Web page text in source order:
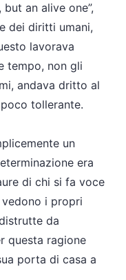
an alive one”,
dei diritti umani,
lavorava
tempo, non gli
andava dritto al
tollerante.
un
era
di chi si fa voce
i propri
da
questa ragione
porta di casa a